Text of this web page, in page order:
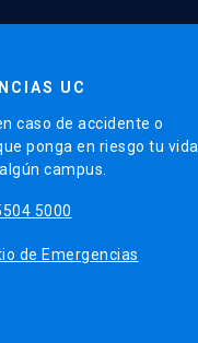
UC
caso de accidente o
ponga en riesgo tu vida
campus.
5000
de Emergencias